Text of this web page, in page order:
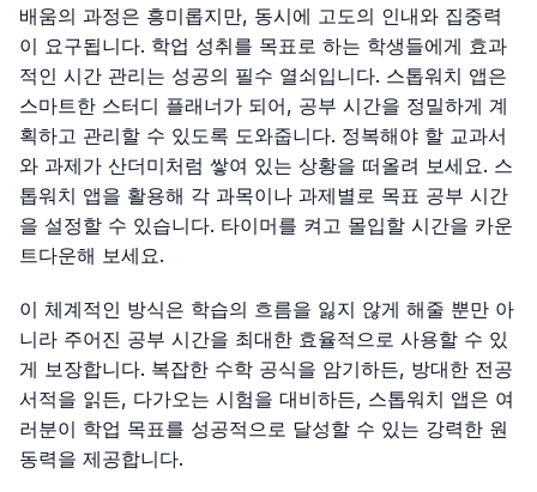
배움의 과정은 흥미롭지만, 동시에 고도의 인내와 집중력
이 요구됩니다. 학업 성취를 목표로 하는 학생들에게 효과
적인 시간 관리는 성공의 필수 열쇠입니다. 스톱워치 앱은
스마트한 스터디 플래너가 되어, 공부 시간을 정밀하게 계
획하고 관리할 수 있도록 도와줍니다. 정복해야 할 교과서
와 과제가 산더미처럼 쌓여 있는 상황을 떠올려 보세요. 스
톱워치 앱을 활용해 각 과목이나 과제별로 목표 공부 시간
을 설정할 수 있습니다. 타이머를 켜고 몰입할 시간을 카운
트다운해 보세요.
이 체계적인 방식은 학습의 흐름을 잃지 않게 해줄 뿐만 아
니라 주어진 공부 시간을 최대한 효율적으로 사용할 수 있
게 보장합니다. 복잡한 수학 공식을 암기하든, 방대한 전공
서적을 읽든, 다가오는 시험을 대비하든, 스톱워치 앱은 여
러분이 학업 목표를 성공적으로 달성할 수 있는 강력한 원
동력을 제공합니다.